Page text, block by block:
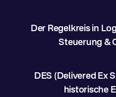
Der Regelkreis in
Steuerung &
DES (Delivered Ex
historische